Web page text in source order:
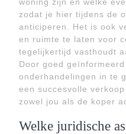
zodat je hier tijdens de
anticiperen. Het is ook
en ruimte te laten voor
tegelijkertijd vasthoudt
Door goed
onderhandelingen in te
een succesvolle
zowel jou als de koper
Welke juridische